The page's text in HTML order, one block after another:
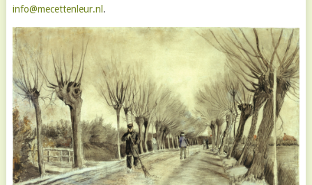
info@mecettenleur.nl .